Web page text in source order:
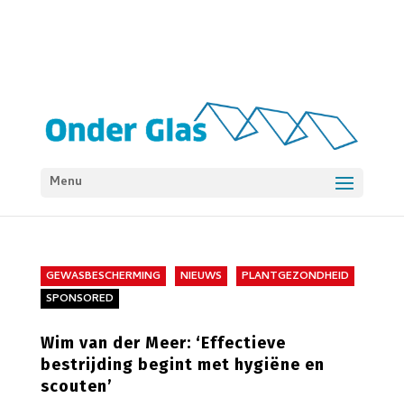
Menu
GEWASBESCHERMING NIEUWS
PLANTGEZONDHEID
SPONSORED
Wim van der Meer: ‘Effectieve
bestrijding begint met hygiëne en
scouten’